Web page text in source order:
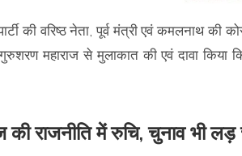
की वरिष्ठ नेता, पूर्व मंत्री एवं कमलनाथ की
महाराज से मुलाकात की एवं दावा किया
की राजनीति में रुचि, चुनाव भी